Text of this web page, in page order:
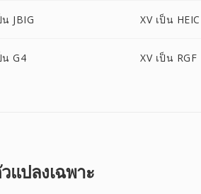
น JBIG XV เป็น HEIC
น G4 XV เป็น RGF
แปลงเฉพาะ